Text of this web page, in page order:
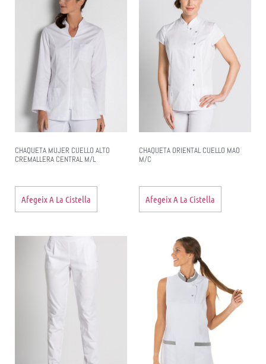
CHAQUETA MUJER CUELLO ALTO
CREMALLERA CENTRAL M/L
Afegeix A La Cistella
CHAQUETA ORIENTAL CUELLO MAO
M/C
Afegeix A La Cistella